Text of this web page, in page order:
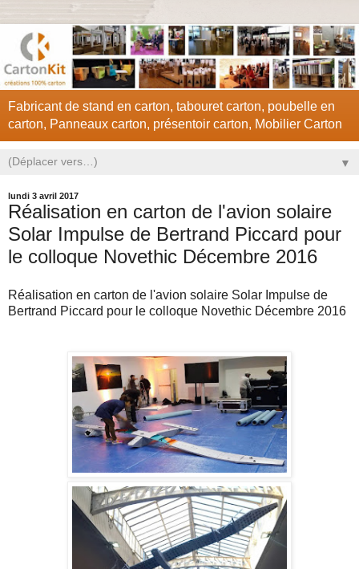
Fabricant de stand en carton, tabouret carton, poubelle en
carton, Panneaux carton, présentoir carton, Mobilier Carton
▼
lundi 3 avril 2017
Réalisation en carton de l'avion solaire
Solar Impulse de Bertrand Piccard pour
le colloque Novethic Décembre 2016
Réalisation en carton de l'avion solaire Solar Impulse de
Bertrand Piccard pour le colloque Novethic Décembre 2016